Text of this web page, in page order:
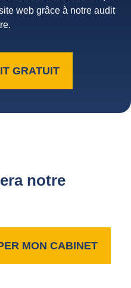
web grâce à notre audit
GRATUIT
notre
MON CABINET